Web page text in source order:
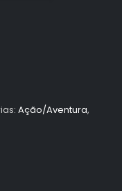
Ação/Aventura,